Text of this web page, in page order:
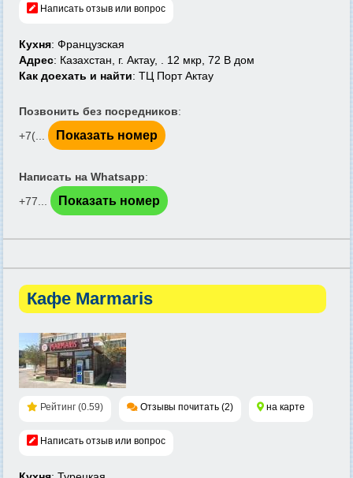
Написать отзыв или вопрос
Кухня: Французская
Адрес: Казахстан, г. Актау, . 12 мкр, 72 В дом
Как доехать и найти: ТЦ Порт Актау
Позвонить без посредников:
+7(...
Показать номер
Написать на Whatsapp:
+77...
Показать номер
Кафе Marmaris
Рейтинг (0.59) Отзывы почитать (2) на карте
Написать отзыв или вопрос